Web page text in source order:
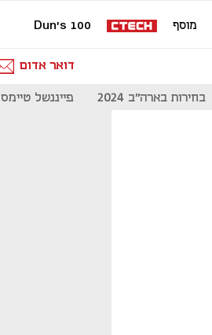
מוסף Dun's 100
דואר אדום
בחירות בארה"ב 2024 פייננשל טיימס